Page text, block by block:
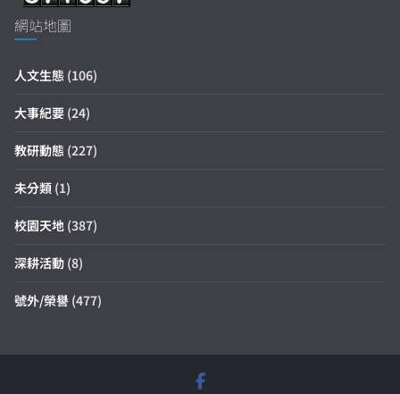
網站地圖
人文生態 (106)
大事紀要 (24)
教研動態 (227)
未分類 (1)
校園天地 (387)
深耕活動 (8)
號外/榮譽 (477)